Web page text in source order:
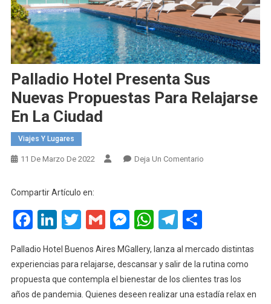
Palladio Hotel Presenta Sus
Nuevas Propuestas Para Relajarse
En La Ciudad
Viajes Y Lugares
11 De Marzo De 2022 Deja Un ComentarioEn
Relajarse
En
La
Compartir Artículo en:
Facebook
LinkedIn
Twitter
GmailMessenger
WhatsApp
Telegram
Palladio Hotel Buenos Aires MGallery, lanza al mercado distintas
experiencias para relajarse, descansar y salir de la rutina como
propuesta que contempla el bienestar de los clientes tras los
años de pandemia. Quienes deseen realizar una estadía relax en